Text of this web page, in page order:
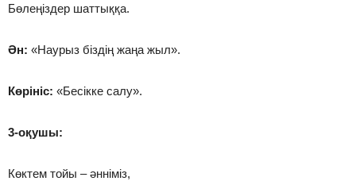
Бөлеңіздер шаттыққа.
Ән: «Наурыз біздің жаңа жыл».
Көрініс: «Бесікке салу».
3-оқушы:
Көктем тойы – әнніміз,